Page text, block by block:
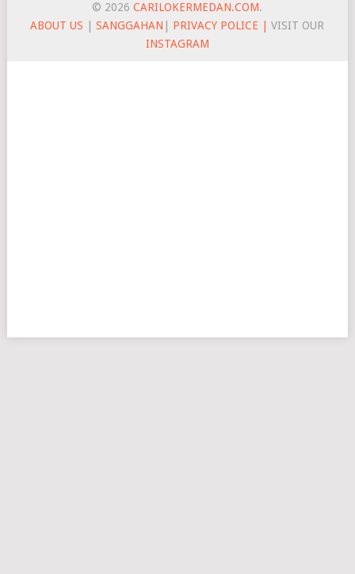
© 2026CARILOKERMEDAN.COM.
ABOUT US |SANGGAHAN PRIVACY POLICE |
VISIT OUR
INSTAGRAM